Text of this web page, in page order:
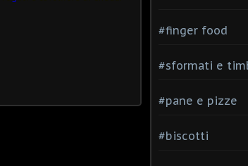
#finger food
#sformati e
#pane e pizze
#biscotti